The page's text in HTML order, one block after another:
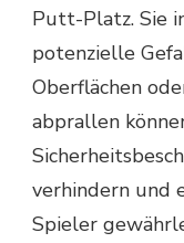
Putt-Platz. Sie
potenzielle
Oberflächen
abprallen
verhindern und
Spieler